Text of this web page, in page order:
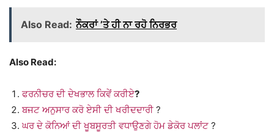
Also Read: ਨੌਕਰਾਂ ’ਤੇ ਹੀ ਨਾ ਰਹੋ ਨਿਰਭਰ
Also Read:
ਫਰਨੀਚਰ ਦੀ ਦੇਖਭਾਲ ਕਿਵੇਂ ਕਰੀਏ?
ਬਜਟ ਅਨੁਸਾਰ ਕਰੋ ਏਸੀ ਦੀ ਖਰੀਦਦਾਰੀ ?
ਘਰ ਦੇ ਕੋਨਿਆਂ ਦੀ ਖੂਬਸੂਰਤੀ ਵਧਾਉਣਗੇ ਹੋਮ ਡੇਕੋਰ ਪਲਾਂਟ ?